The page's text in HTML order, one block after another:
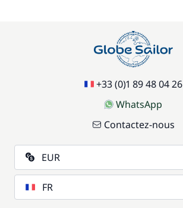
+33 (0)1 89 48 04 26
WhatsApp
Contactez-nous
EUR
FR